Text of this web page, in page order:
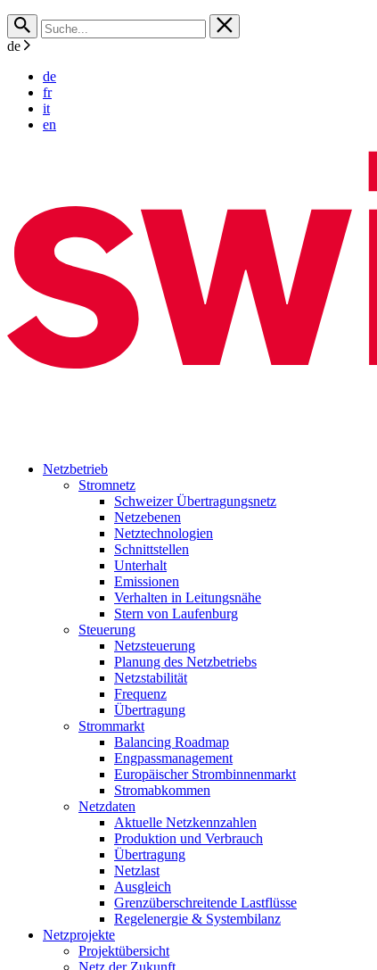
de
de
fr
it
en
Netzbetrieb
Stromnetz
Schweizer Übertragungsnetz
Netzebenen
Netztechnologien
Schnittstellen
Unterhalt
Emissionen
Verhalten in Leitungsnähe
Stern von Laufenburg
Steuerung
Netzsteuerung
Planung des Netzbetriebs
Netzstabilität
Frequenz
Übertragung
Strommarkt
Balancing Roadmap
Engpassmanagement
Europäischer Strombinnenmarkt
Stromabkommen
Netzdaten
Aktuelle Netzkennzahlen
Produktion und Verbrauch
Übertragung
Netzlast
Ausgleich
Grenzüberschreitende Lastflüsse
Regelenergie & Systembilanz
Netzprojekte
Projektübersicht